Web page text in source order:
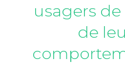
usagers
de